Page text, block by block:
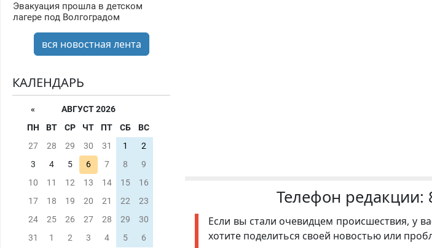
Телефон редакции:
Если вы стали очевидцем происшествия, у
хотите поделиться своей новостью или
Эвакуация прошла в детском
лагере под Волгоградом
вся новостная лента
КАЛЕНДАРЬ
«
АВГУСТ 2026
ПН
ВТ СР ЧТ ПТ СБ
ВС
27
28 29 30 31 1
2
3
4 5 6 7 8
9
10
11 12 13 14 15
16
17
18 19 20 21 22
23
24
25 26 27 28 29
30
31
1 2 3 4 5 6